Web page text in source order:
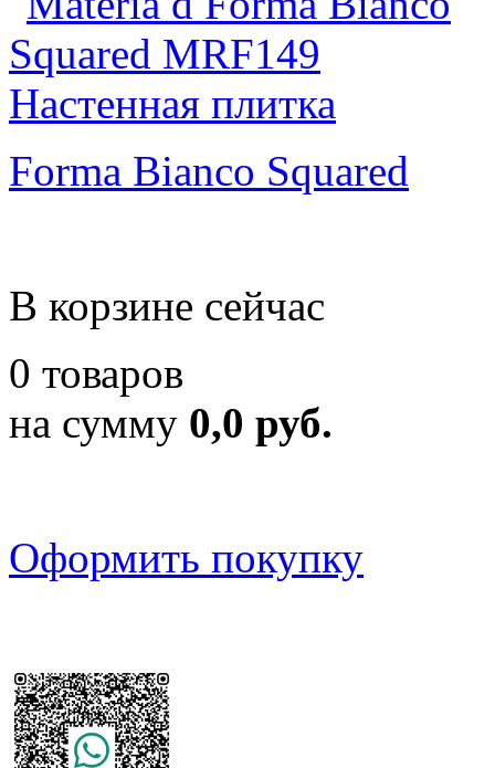
Forma Bianco Squared
В корзине сейчас
0 товаров
на сумму 0,0 руб.
Оформить покупку